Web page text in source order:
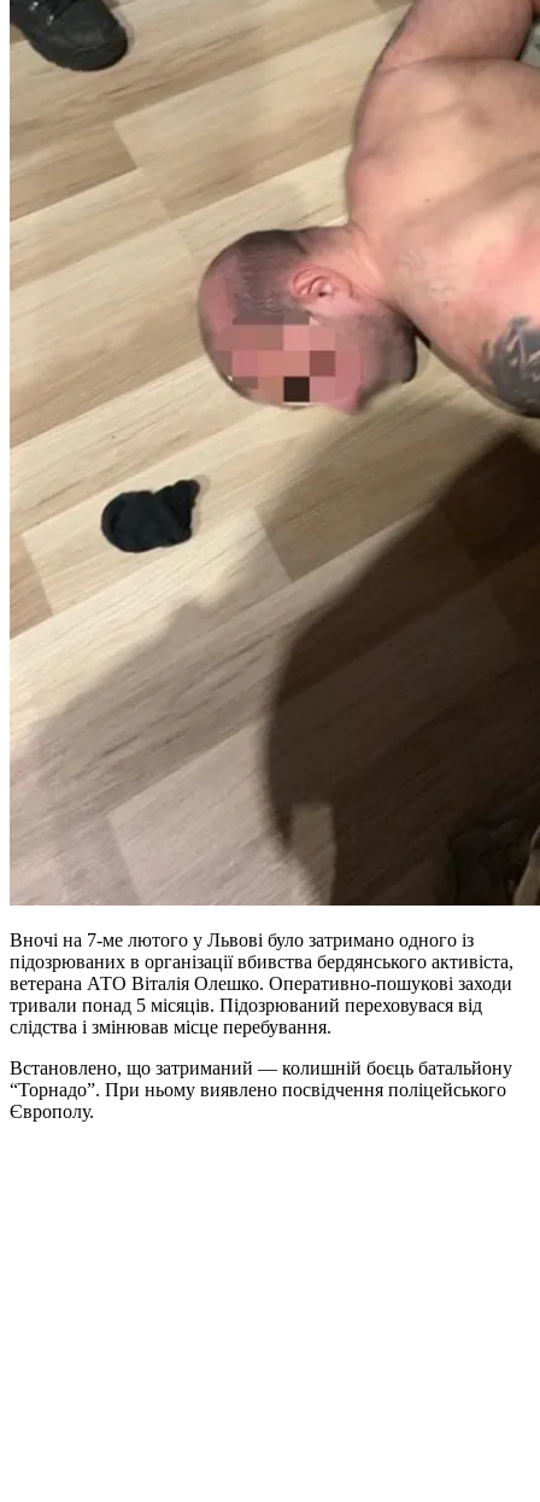
Вночі на 7-ме лютого у Львові було затримано одного із
підозрюваних в організації вбивства бердянського активіста,
ветерана АТО Віталія Олешко. Оперативно-пошукові заходи
тривали понад 5 місяців. Підозрюваний переховувася від
слідства і змінював місце перебування.
Встановлено, що затриманий — колишній боєць батальйону
“Торнадо”. При ньому виявлено посвідчення поліцейського
Європолу.